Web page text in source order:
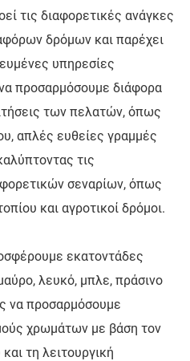
τις διαφορετικές ανάγκες
δρόμων και παρέχει
υπηρεσίες
προσαρμόσουμε διάφορα
των πελατών, όπως
απλές ευθείες γραμμές
τις
σεναρίων, όπως
και αγροτικοί δρόμοι.
εκατοντάδες
λευκό, μπλε, πράσινο
να προσαρμόσουμε
χρωμάτων με βάση τον
τη λειτουργική